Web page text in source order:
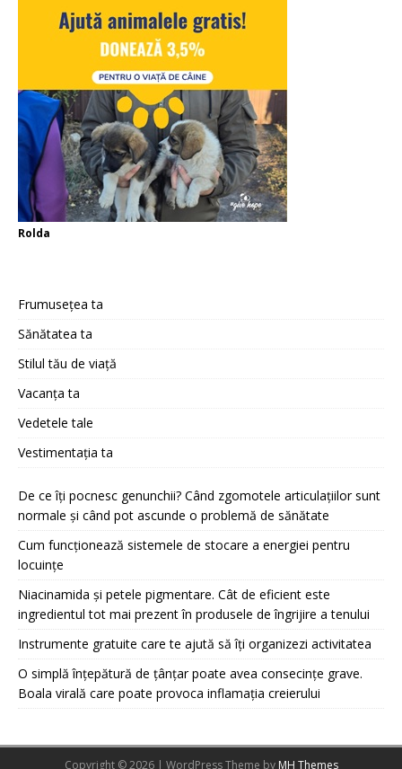
Rolda
Frumusețea ta
Sănătatea ta
Stilul tău de viață
Vacanța ta
Vedetele tale
Vestimentația ta
De ce îți pocnesc genunchii? Când zgomotele articulațiilor sunt
normale și când pot ascunde o problemă de sănătate
Cum funcționează sistemele de stocare a energiei pentru
locuințe
Niacinamida și petele pigmentare. Cât de eficient este
ingredientul tot mai prezent în produsele de îngrijire a tenului
Instrumente gratuite care te ajută să îți organizezi activitatea
O simplă înțepătură de țânțar poate avea consecințe grave.
Boala virală care poate provoca inflamația creierului
Copyright © 2026 | WordPress Theme by MH Themes